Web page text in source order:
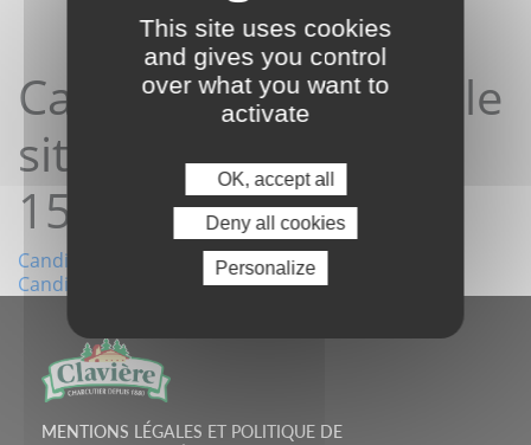
Candidature depuis le
site 27/05/2024
15:47:06
Navigation
l’article
Candidature depuis le site 27/05/2024 14:35:10
Candidature depuis le site 29/05/2024 17:01:16
MENTIONS LÉGALES ET POLITIQUE DE
This site uses cookies
and gives you control
over what you want to
activate
OK, accept all
Deny all cookies
Personalize